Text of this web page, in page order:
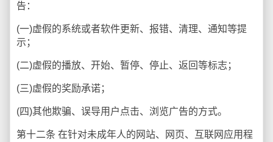
告：
(一)虚假的系统或者软件更新、报错、清理、通知等提
示；
(二)虚假的播放、开始、暂停、停止、返回等标志；
(三)虚假的奖励承诺；
(四)其他欺骗、误导用户点击、浏览广告的方式。
第十二条 在针对未成年人的网站、网页、互联网应用程